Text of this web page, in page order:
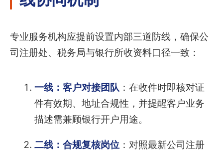
专业服务机构应提前设置内部三道防线，确保公
司注册处、税务局与银行所收资料口径一致：
一线：客户对接团队 ：在收件时即核对证
件有效期、地址合规性，并提醒客户业务
描述需兼顾银行开户用途。
二线：合规复核岗位：对照最新公司注册